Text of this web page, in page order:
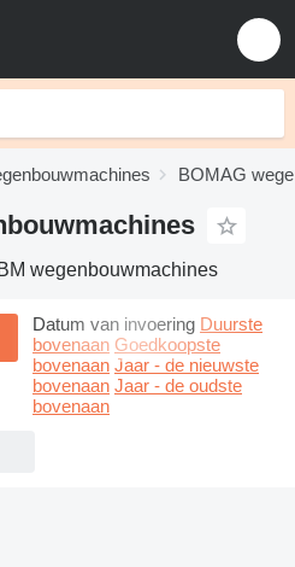
BOMAG
wegenbouwmachines
Datum van invoering Duurste
bovenaan Goedkoopste
bovenaan Jaar - de nieuwste
bovenaan Jaar - de oudste
bovenaan